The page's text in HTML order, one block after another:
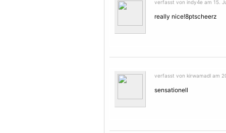
verfasst von indy4e am 15.
really nice!8ptscheerz
verfasst von kirwamadl am
sensationell